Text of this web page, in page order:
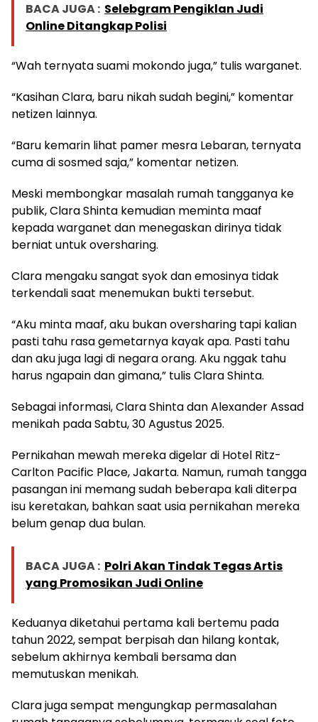
BACA JUGA : Selebgram Pengiklan Judi
Online Ditangkap Polisi
“Wah ternyata suami mokondo juga,” tulis warganet.
“Kasihan Clara, baru nikah sudah begini,” komentar
netizen lainnya.
“Baru kemarin lihat pamer mesra Lebaran, ternyata
cuma di sosmed saja,” komentar netizen.
Meski membongkar masalah rumah tangganya ke
publik, Clara Shinta kemudian meminta maaf
kepada warganet dan menegaskan dirinya tidak
berniat untuk oversharing.
Clara mengaku sangat syok dan emosinya tidak
terkendali saat menemukan bukti tersebut.
“Aku minta maaf, aku bukan oversharing tapi kalian
pasti tahu rasa gemetarnya kayak apa. Pasti tahu
dan aku juga lagi di negara orang. Aku nggak tahu
harus ngapain dan gimana,” tulis Clara Shinta.
Sebagai informasi, Clara Shinta dan Alexander Assad
menikah pada Sabtu, 30 Agustus 2025.
Pernikahan mewah mereka digelar di Hotel Ritz-
Carlton Pacific Place, Jakarta. Namun, rumah tangga
pasangan ini memang sudah beberapa kali diterpa
isu keretakan, bahkan saat usia pernikahan mereka
belum genap dua bulan.
BACA JUGA : Polri Akan Tindak Tegas Artis
yang Promosikan Judi Online
Keduanya diketahui pertama kali bertemu pada
tahun 2022, sempat berpisah dan hilang kontak,
sebelum akhirnya kembali bersama dan
memutuskan menikah.
Clara juga sempat mengungkap permasalahan